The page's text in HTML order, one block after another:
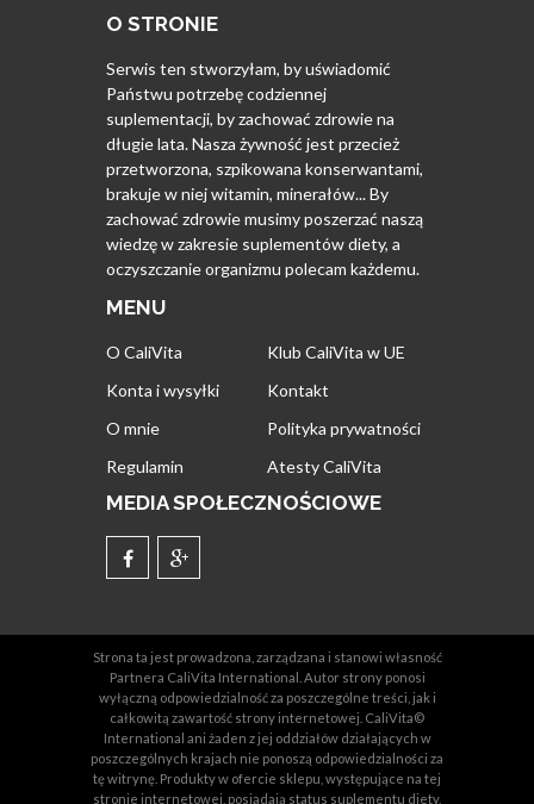
O STRONIE
Serwis ten stworzyłam, by uświadomić
Państwu potrzebę codziennej
suplementacji, by zachować zdrowie na
długie lata. Nasza żywność jest przecież
przetworzona, szpikowana konserwantami,
brakuje w niej witamin, minerałów... By
zachować zdrowie musimy poszerzać naszą
wiedzę w zakresie suplementów diety, a
oczyszczanie organizmu polecam każdemu.
MENU
O CaliVita
Klub CaliVita w UE
Konta i wysyłki
Kontakt
O mnie
Polityka prywatności
Regulamin
Atesty CaliVita
MEDIA SPOŁECZNOŚCIOWE
Strona ta jest prowadzona, zarządzana i stanowi własność
Partnera CaliVita International. Autor strony ponosi
wyłączną odpowiedzialność za poszczególne treści, jak i
całkowitą zawartość strony internetowej. CaliVita©
International ani żaden z jej oddziałów działających w
poszczególnych krajach nie ponoszą odpowiedzialności za
tę witrynę. Produkty w ofercie sklepu, występujące na tej
stronie internetowej, posiadają status suplementu diety,